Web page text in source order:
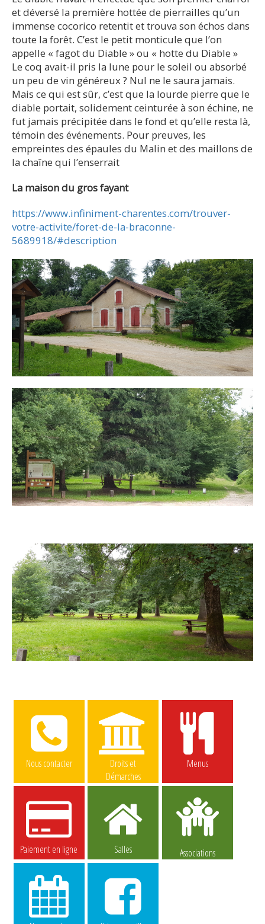
et déversé la première hottée de pierrailles qu’un
immense cocorico retentit et trouva son échos dans
toute la forêt. C’est le petit monticule que l’on
appelle « fagot du Diable » ou « hotte du Diable »
Le coq avait-il pris la lune pour le soleil ou absorbé
un peu de vin généreux ? Nul ne le saura jamais.
Mais ce qui est sûr, c’est que la lourde pierre que le
diable portait, solidement ceinturée à son échine, ne
fut jamais précipitée dans le fond et qu’elle resta là,
témoin des événements. Pour preuves, les
empreintes des épaules du Malin et des maillons de
la chaîne qui l’enserrait
La maison du gros fayant
https://www.infiniment-charentes.com/trouver-
votre-activite/foret-de-la-braconne-
5689918/#description
Nous contacter
Droits et
Démarches
Menus
Paiement en ligne Salles Associations